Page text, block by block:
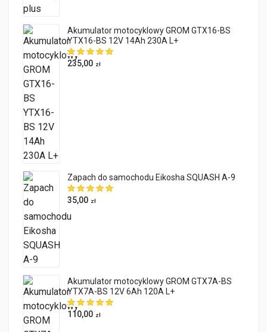
Akumulator motocyklowy GROM GTX16-BS
YTX16-BS 12V 14Ah 230A L+
235,00 zł
Zapach do samochodu Eikosha SQUASH A-9
35,00 zł
Akumulator motocyklowy GROM GTX7A-BS
YTX7A-BS 12V 6Ah 120A L+
110,00 zł